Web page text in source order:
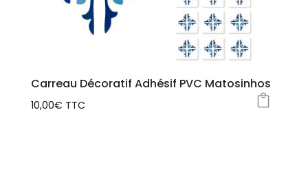
peuvent
la
du
Carreau Décoratif Adhésif PVC Matosinhos
10,00€ TTC